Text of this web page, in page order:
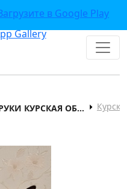
ЖИВОТНЫЕ В ДОБРЫЕ РУКИ КУРСКАЯ ОБЛАСТЬ Курск